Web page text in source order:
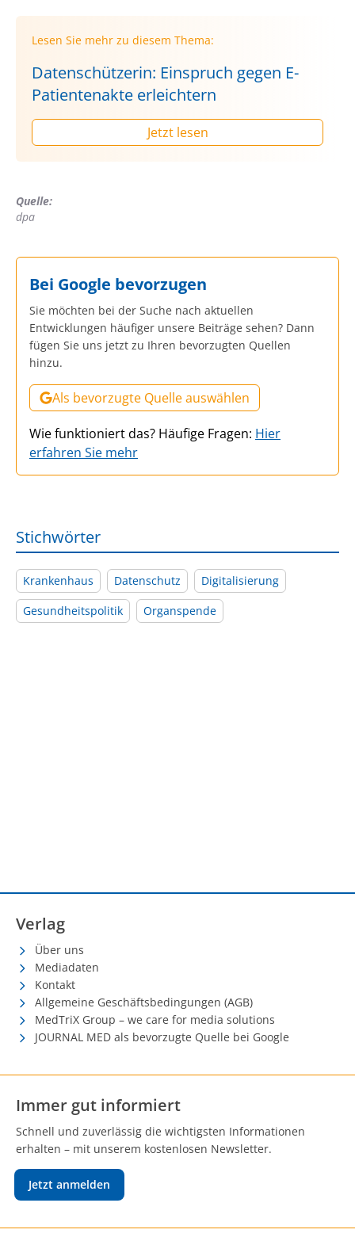
Lesen Sie mehr zu diesem Thema:
Datenschützerin: Einspruch gegen E-
Patientenakte erleichtern
Jetzt lesen
Quelle:
dpa
Bei Google bevorzugen
Sie möchten bei der Suche nach aktuellen
Entwicklungen häufiger unsere Beiträge sehen? Dann
fügen Sie uns jetzt zu Ihren bevorzugten Quellen
hinzu.
Als bevorzugte Quelle auswählen
Wie funktioniert das? Häufige Fragen: Hier
erfahren Sie mehr
Stichwörter
Krankenhaus Datenschutz
Digitalisierung
Gesundheitspolitik
Organspende
Verlag
Über uns
Mediadaten
Kontakt
Allgemeine Geschäftsbedingungen (AGB)
MedTriX Group – we care for media solutions
JOURNAL MED als bevorzugte Quelle bei Google
Immer gut informiert
Schnell und zuverlässig die wichtigsten Informationen
erhalten – mit unserem kostenlosen Newsletter.
Jetzt anmelden